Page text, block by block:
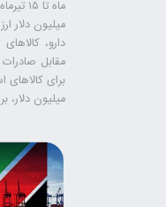
میلیون دلار
دارو،
مقابل
میلیون دلار،‌